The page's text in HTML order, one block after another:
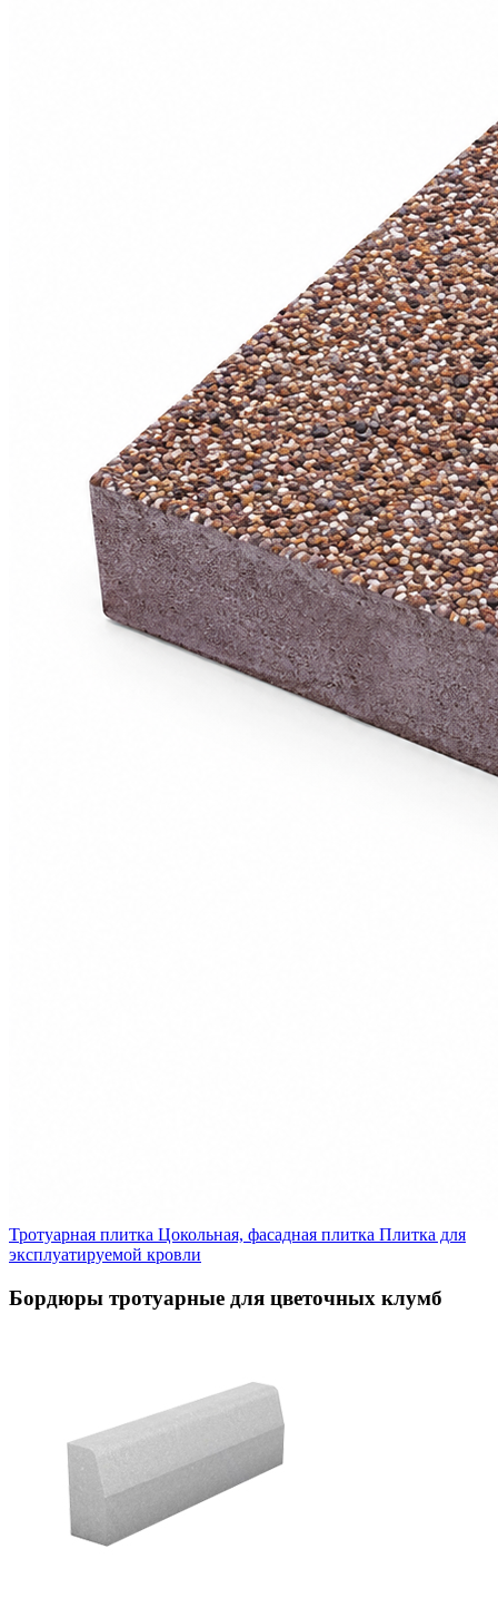
Тротуарная плитка Цокольная, фасадная плитка Плитка для
эксплуатируемой кровли
Бордюры тротуарные для цветочных клумб